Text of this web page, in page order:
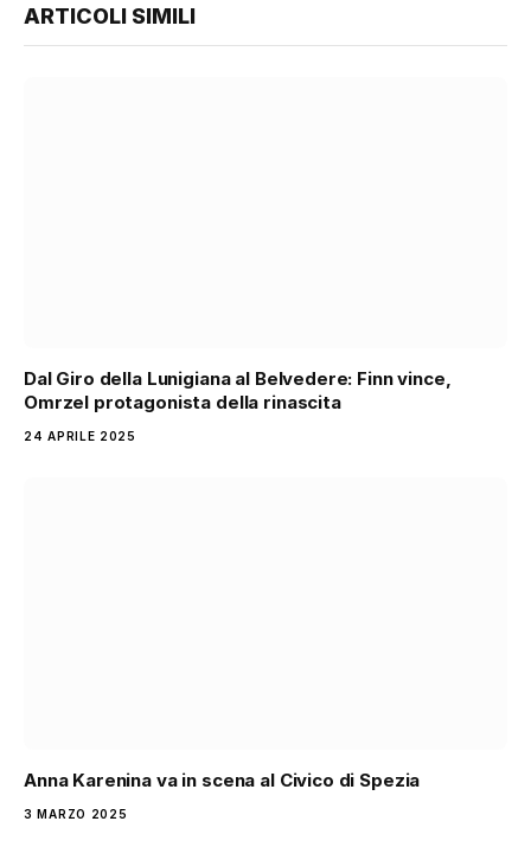
ARTICOLI SIMILI
Dal Giro della Lunigiana al Belvedere: Finn vince,
Omrzel protagonista della rinascita
24 APRILE 2025
Anna Karenina va in scena al Civico di Spezia
3 MARZO 2025